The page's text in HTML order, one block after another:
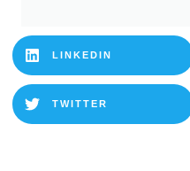
LINKEDIN
TWITTER